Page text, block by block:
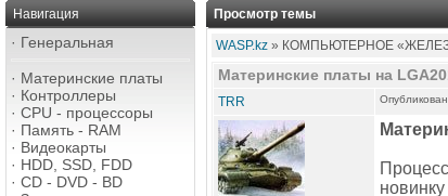
Навигация
· Генеральная
· Материнские платы
· Контроллеры
· CPU - процессоры
· Память - RAM
· Видеокарты
· HDD, SSD, FDD
· CD - DVD - BD
Просмотр темы
WASP.kz » КОМПЬЮТЕРНОЕ
Материнские платы на
TRR